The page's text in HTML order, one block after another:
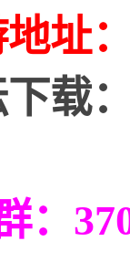
址
载
：